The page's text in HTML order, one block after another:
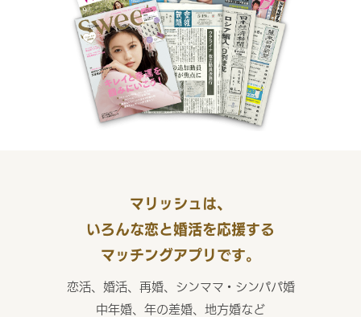
マリッシュは、
いろんな恋と婚活を応援する
マッチングアプリです。
恋活、婚活、再婚、シンママ・シンパパ婚
中年婚、年の差婚、地方婚など